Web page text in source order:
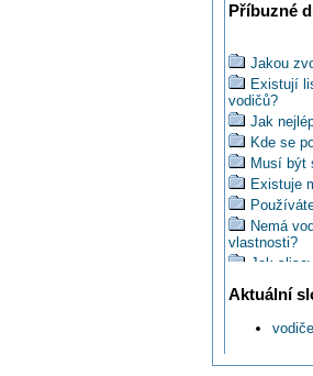
Příbuzné
Jakou
Existují
vodičů?
Jak
Kde se
Musí být
Existuje
Nemá
vlastnosti?
Jak
Re:
Jaké
Jaké
Aktuální